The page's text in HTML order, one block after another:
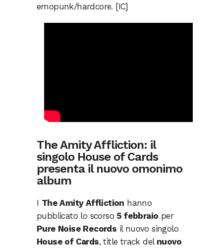
emopunk/hardcore. [IC]
The Amity Affliction: il
singolo House of Cards
presenta il nuovo omonimo
album
I The Amity Affliction hanno
pubblicato lo scorso 5 febbraio per
Pure Noise Records il nuovo singolo
House of Cards, title track del nuovo